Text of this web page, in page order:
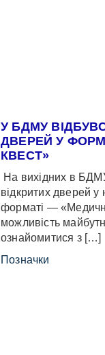
У БДМУ
ДВЕРЕЙ У
КВЕСТ»
На вихідних в
відкритих дверей
форматі —
можливість
ознайомитися з […]
Позначки